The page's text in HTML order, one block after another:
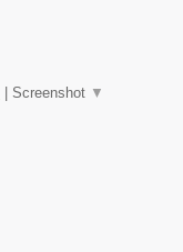
| Screenshot ▼